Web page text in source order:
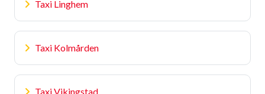
Taxi Linghem
Taxi Kolmården
Taxi Vikingstad